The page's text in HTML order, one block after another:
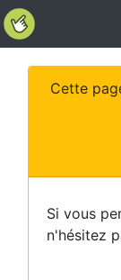
Cette
Si vous
n'hésitez